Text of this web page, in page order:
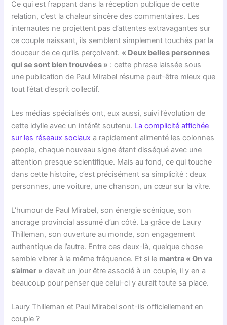
Ce qui est frappant dans la réception publique de cette
relation, c’est la chaleur sincère des commentaires. Les
internautes ne projettent pas d’attentes extravagantes sur
ce couple naissant, ils semblent simplement touchés par la
douceur de ce qu’ils perçoivent. « Deux belles personnes
qui se sont bien trouvées » : cette phrase laissée sous
une publication de Paul Mirabel résume peut-être mieux que
tout l’état d’esprit collectif.
Les médias spécialisés ont, eux aussi, suivi l’évolution de
cette idylle avec un intérêt soutenu. La complicité affichée
sur les réseaux sociaux a rapidement alimenté les colonnes
people, chaque nouveau signe étant disséqué avec une
attention presque scientifique. Mais au fond, ce qui touche
dans cette histoire, c’est précisément sa simplicité : deux
personnes, une voiture, une chanson, un cœur sur la vitre.
L’humour de Paul Mirabel, son énergie scénique, son
ancrage provincial assumé d’un côté. La grâce de Laury
Thilleman, son ouverture au monde, son engagement
authentique de l’autre. Entre ces deux-là, quelque chose
semble vibrer à la même fréquence. Et si le mantra « On va
s’aimer » devait un jour être associé à un couple, il y en a
beaucoup pour penser que celui-ci y aurait toute sa place.
Laury Thilleman et Paul Mirabel sont-ils officiellement en
couple ?